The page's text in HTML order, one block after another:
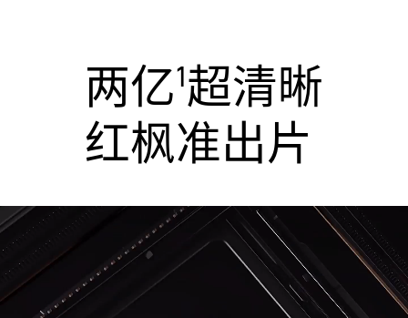
两亿1超清晰
红枫准出片